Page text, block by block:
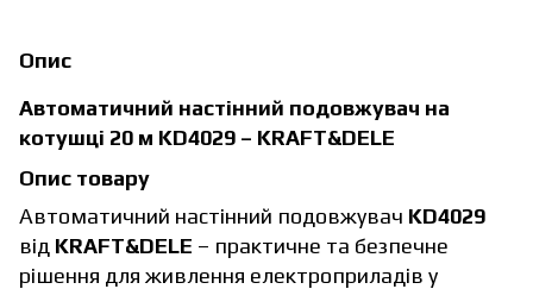
Опис
Автоматичний настінний подовжувач на
котушці 20 м KD4029 – KRAFT&DELE
Опис товару
Автоматичний настінний подовжувач KD4029
від KRAFT&DELE – практичне та безпечне
рішення для живлення електроприладів у